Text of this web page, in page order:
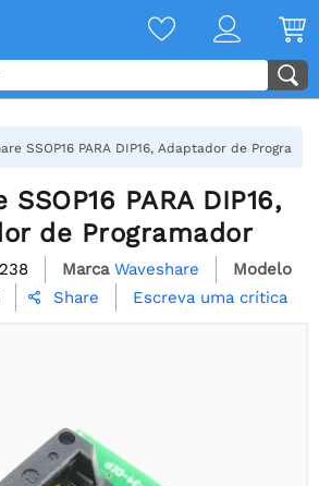
SSOP16 PARA DIP16, Adaptador de
PARA DIP16,
de Programador
Marca Waveshare
Modelo
 Share Escreva uma crítica